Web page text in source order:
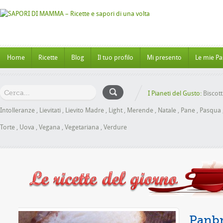
Home Ricette Blog Il tuo profilo Mi presento Le mie
I Pianeti del Gusto:
Intolleranze , Lievitati , Lievito Madre , Light , Merende , Natale , Pane , Pasqua
Torte , Uova , Vegana , Vegetariana , Verdure
senza